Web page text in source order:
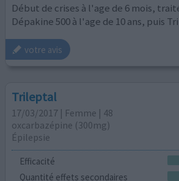
Début de crises à l'age de 6 mois,
Dépakine 500 à l'age de 10 ans, puis
votre avis
Trileptal
17/03/2017 | Femme | 48
oxcarbazépine (300mg)
Épilepsie
Efficacité
Quantité effets secondaires